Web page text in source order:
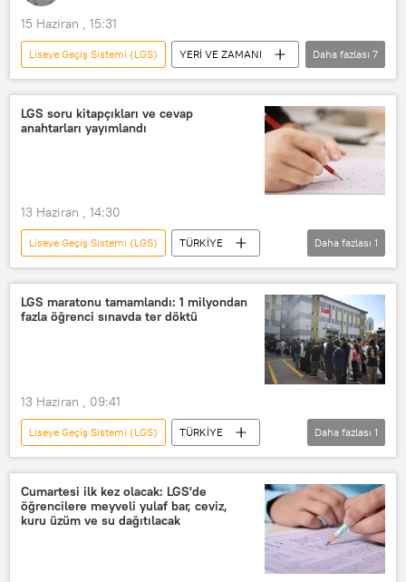
15 Haziran , 15:31
Liseye Geçiş Sistemi (LGS)
YERİ VE ZAMANI
Radyo Sputnik
Radyo
RADYO
Güçlü Özgan
Abbas Güçlü
ÖSYM
Daha fazlası 7
LGS soru kitapçıkları ve cevap
anahtarları yayımlandı
13 Haziran , 14:30
Liseye Geçiş Sistemi (LGS)
TÜRKİYE
LGS
Daha fazlası 1
LGS maratonu tamamlandı: 1 milyondan
fazla öğrenci sınavda ter döktü
13 Haziran , 09:41
Liseye Geçiş Sistemi (LGS)
TÜRKİYE
LGS
Daha fazlası 1
Cumartesi ilk kez olacak: LGS'de
öğrencilere meyveli yulaf bar, ceviz,
kuru üzüm ve su dağıtılacak